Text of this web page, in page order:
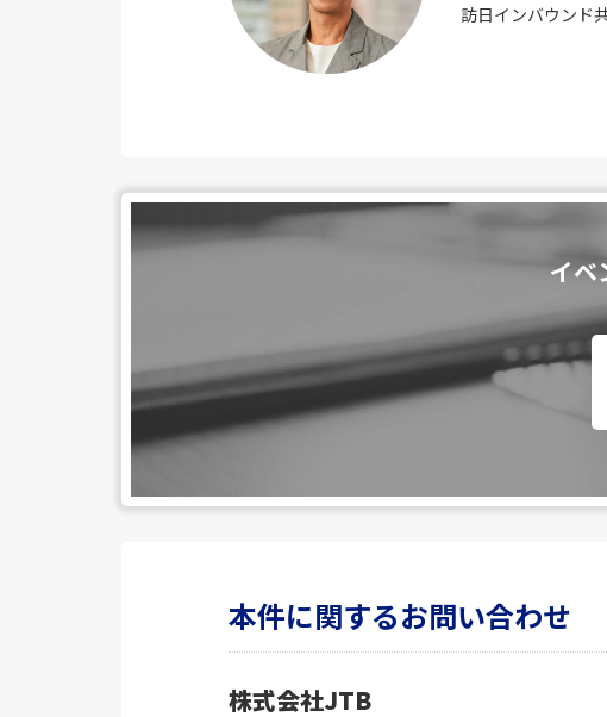
訪日インバウンド
イベ
本件に関するお問い合わせ
株式会社JTB